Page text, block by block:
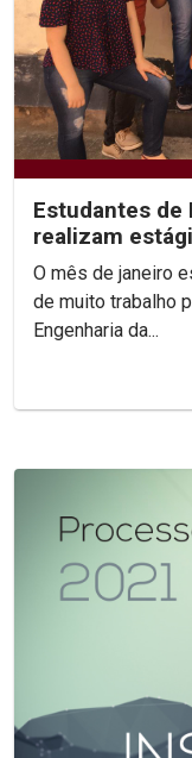
Estudantes de
realizam
em situação
O mês de janeiro
de muito trabalho
Engenharia da...